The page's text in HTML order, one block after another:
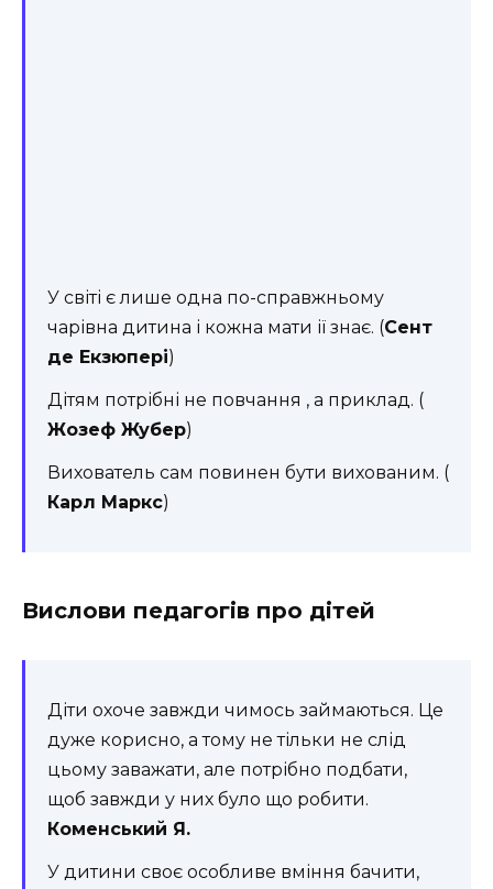
У світі є лише одна по-справжньому
чарівна дитина і кожна мати ії знає. (Сент
де Екзюпері)
Дітям потрібні не повчання , а приклад. (
Жозеф Жубер)
Вихователь сам повинен бути вихованим. (
Карл Маркс)
Вислови педагогів про дітей
Діти охоче завжди чимось займаються. Це
дуже корисно, а тому не тільки не слід
цьому заважати, але потрібно подбати,
щоб завжди у них було що робити.
Коменський Я.
У дитини своє особливе вміння бачити,